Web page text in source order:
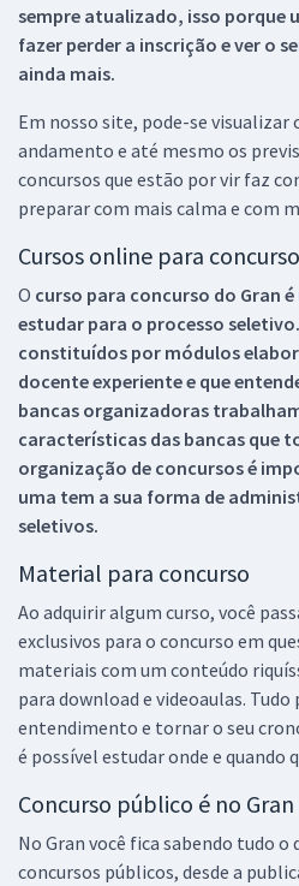
sempre atualizado, isso porque
fazer perder a inscrição e ver o
ainda mais.
Em nosso site, pode-se visualizar
andamento e até mesmo os
concursos que estão por vir faz
preparar com mais calma e com
Cursos online para
O curso para concurso do Gran
estudar para o processo
constituídos por módulos
docente experiente e que
bancas organizadoras
características das bancas que
organização de concursos é
uma tem a sua forma de
seletivos.
Material para concurso
Ao adquirir algum curso, você
exclusivos para o concurso em
materiais com um conteúdo
para download e videoaulas.
entendimento e tornar o seu
é possível estudar onde e quando
Concurso público é no Gran
No Gran você fica sabendo tudo o
concursos públicos, desde a